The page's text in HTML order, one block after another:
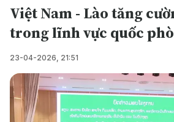
Việt Nam - Lào tăng
trong lĩnh vực quốc
23-04-2026, 21:51